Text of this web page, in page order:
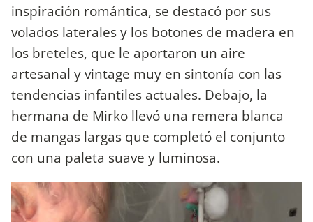
inspiración romántica, se destacó por sus
volados laterales y los botones de madera en
los breteles, que le aportaron un aire
artesanal y vintage muy en sintonía con las
tendencias infantiles actuales. Debajo, la
hermana de Mirko llevó una remera blanca
de mangas largas que completó el conjunto
con una paleta suave y luminosa.